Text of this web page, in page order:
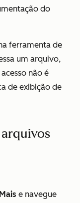
do
ferramenta de
um arquivo,
não é
de exibição de
Mais e navegue